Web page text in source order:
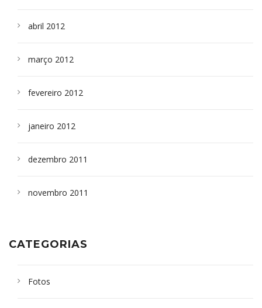
abril 2012
março 2012
fevereiro 2012
janeiro 2012
dezembro 2011
novembro 2011
CATEGORIAS
Fotos